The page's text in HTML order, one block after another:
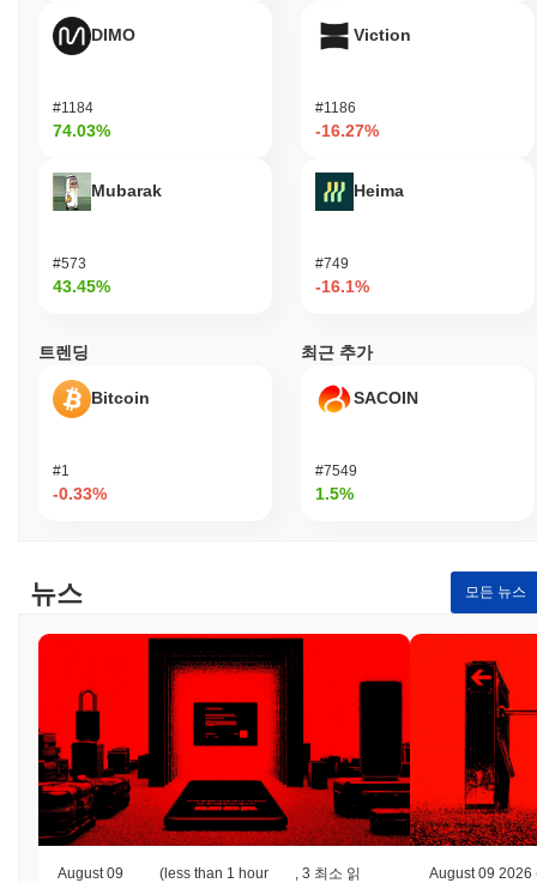
DIMO
#1184
74.03%
Mubarak
#573
43.45%
Viction
#1186
-16.27%
Heima
#749
-16.1%
트렌딩
Bitcoin
#1
-0.33%
최근 추가
SACOIN
#7549
1.5%
뉴스 모든 뉴스
August 09
(less than 1 hour
3 최소 읽
August 09 2026